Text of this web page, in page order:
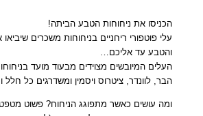
e
R
A
הכניסו את ניחוחות הטבע הביתה!
עלי פוטפורי ריחניים בניחוחות משכרים
והטבע עד אליכם…
העלים המיובשים מצוידים מבעוד מועד
הבר, לוונדר, ציטרוס ויסמין ומשדרגים כל חלל
ומה עושים כאשר מתפוגג הניחוח? פשוט